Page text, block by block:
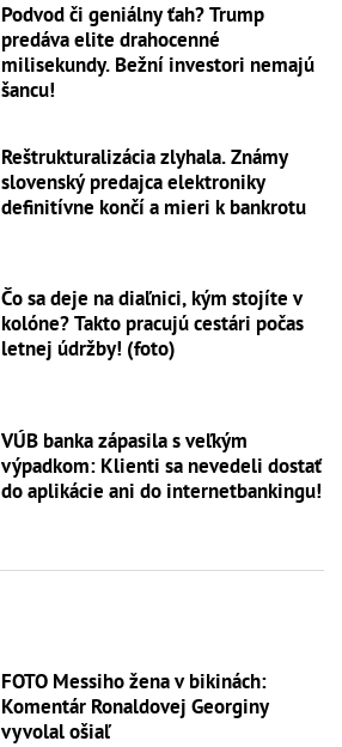
Podvod či geniálny ťah? Trump
predáva elite drahocenné
milisekundy. Bežní investori nemajú
šancu!
Reštrukturalizácia zlyhala. Známy
slovenský predajca elektroniky
definitívne končí a mieri k bankrotu
Čo sa deje na diaľnici, kým stojíte v
kolóne? Takto pracujú cestári počas
letnej údržby! (foto)
VÚB banka zápasila s veľkým
výpadkom: Klienti sa nevedeli dostať
do aplikácie ani do internetbankingu!
FOTO Messiho žena v bikinách:
Komentár Ronaldovej Georginy
vyvolal ošiaľ